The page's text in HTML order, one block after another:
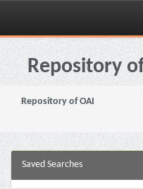
Skip
navigationRepository
Repository of OAI
Saved Searches